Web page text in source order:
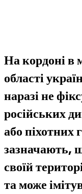
На кордоні в
області
наразі не
російських
або піхотних
зазначають,
своїй
та може